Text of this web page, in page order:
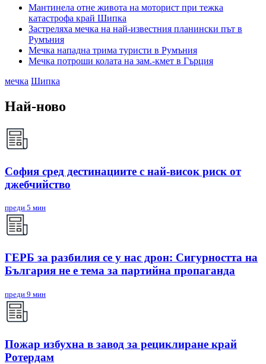
Мантинела отне живота на моторист при тежка
катастрофа край Шипка
Застреляха мечка на най-известния планински път в
Румъния
Мечка нападна трима туристи в Румъния
Мечка потроши колата на зам.-кмет в Гърция
мечка Шипка
Най-ново
София сред дестинациите с най-висок риск от
джебчийство
преди 5 мин
ГЕРБ за разбилия се у нас дрон: Сигурността на
България не е тема за партийна пропаганда
преди 9 мин
Пожар избухна в завод за рециклиране край
Ротердам